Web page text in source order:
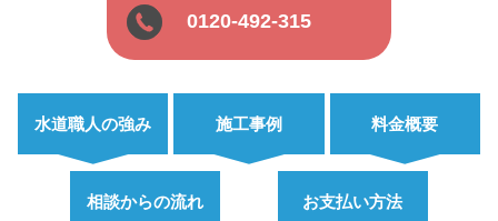
0120-492-315
水道職人の強み 施工事例 料金概要
相談からの流れ お支払い方法